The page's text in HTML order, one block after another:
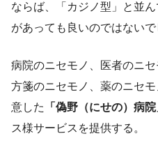
ならば、「カジノ型」と並
があっても良いのではないで
病院のニセモノ、医者のニ
方箋のニセモノ、薬のニセ
意した
「偽野（にせの）病院
ス様サービスを提供する。